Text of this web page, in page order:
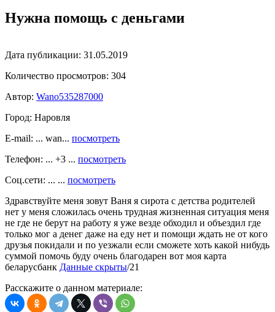
Нужна помощь с деньгами
Дата публикации: 31.05.2019
Количество просмотров: 304
Автор: Wano535287000
Город: Наровля
E-mail: ... wan... посмотреть
Телефон: ... +3 ... посмотреть
Соц.сети: ... ... посмотреть
Здравствуйте меня зовут Ваня я сирота с детства родителей
нет у меня сложилась очень трудная жизненная ситуация меня
не где не берут на работу я уже везде обходил и объездил где
только мог а денег даже на еду нет и помощи ждать не от кого
друзья покидали и по уезжали если сможете хоть какой нибудь
суммой помочь буду очень благодарен вот моя карта
беларусбанк Данные скрыты/21
Расскажите о данном материале: